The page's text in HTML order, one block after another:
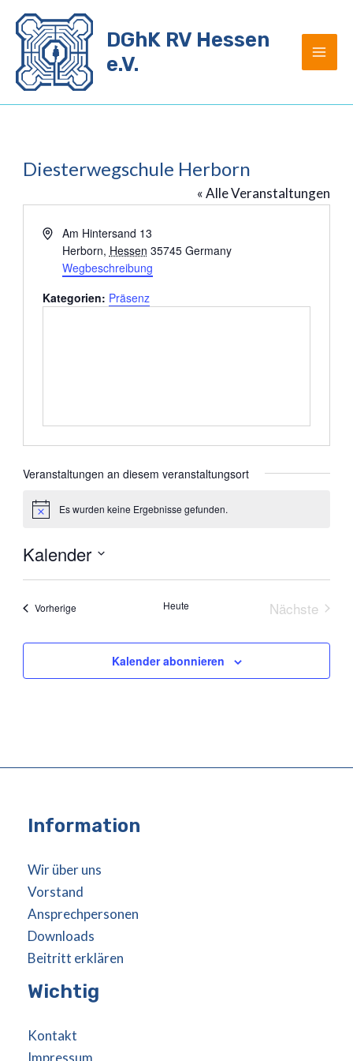
Zum
Inhalt
springen
DGhK RV Hessen
e.V.
Diesterwegschule Herborn
« Alle Veranstaltungen
AdresseAm Hintersand 13
Herborn, Hessen 35745 Germany
Wegbeschreibung
Kategorien: Präsenz
Veranstaltungen an diesem veranstaltungsort
HinweisEs wurden keine Ergebnisse gefunden.
Kalender
VorherigeVeranstaltungen Heute
Nächste
Kalender abonnieren
Information
Wir über uns
Vorstand
Ansprechpersonen
Downloads
Beitritt erklären
Wichtig
Kontakt
Impressum